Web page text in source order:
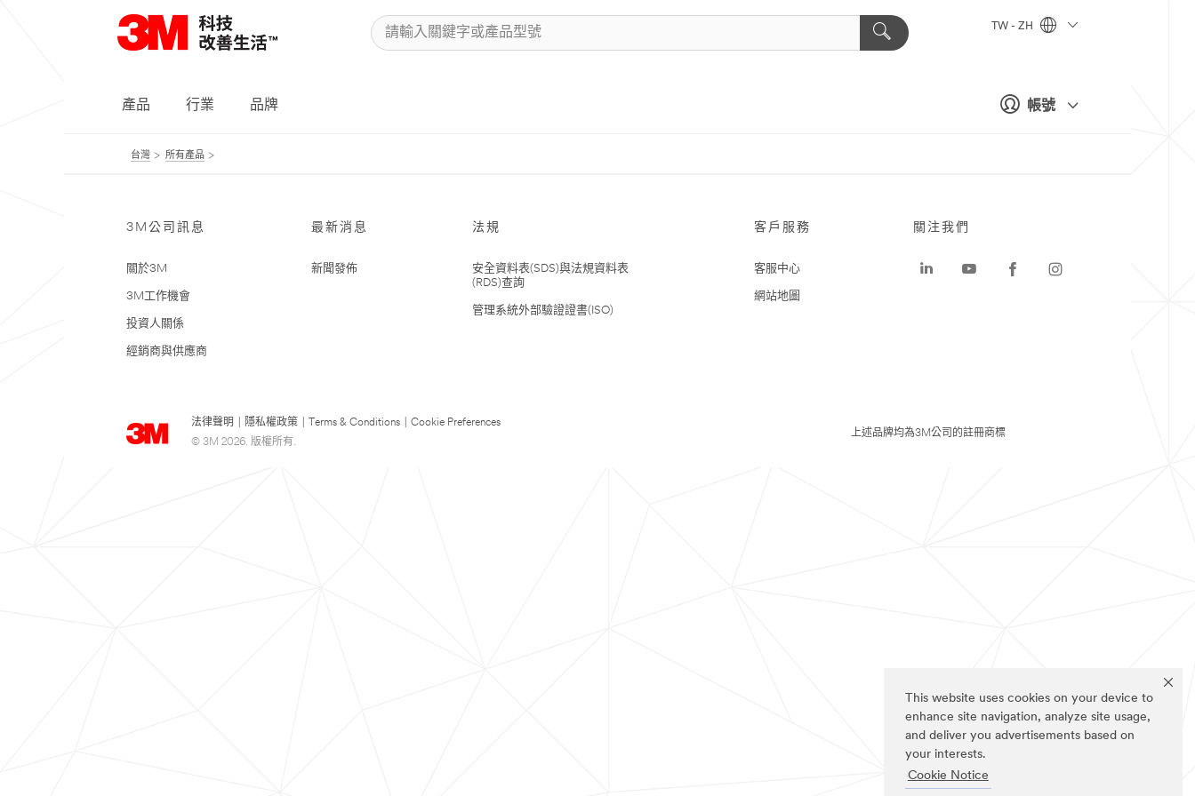
This website uses cookies on your device to
enhance site navigation, analyze site usage,
and deliver you advertisements based on
your interests.
Cookie Notice
帳號
TW - ZH
產品 行業 品牌
台灣 所有產品
3M公司訊息
關於3M
3M工作機會
投資人關係
經銷商與供應商
最新消息
新聞發佈
法規
安全資料表(SDS)與法規資料表
(RDS)查詢
管理系統外部驗證證書(ISO)
客戶服務
客服中心
網站地圖
法律聲明 隱私權政策 Terms & Conditions
Cookie Preferences
© 3M 2026. 版權所有.
關注我們
上述品牌均為3M公司的註冊商標